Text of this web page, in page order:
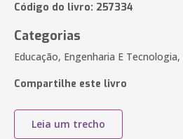
Código do livro: 257334
Categorias
Educação, Engenharia E
Compartilhe este livro
Leia um trecho